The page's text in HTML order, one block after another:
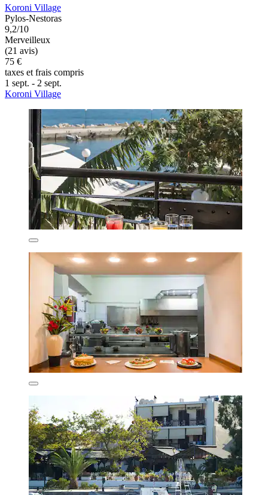
Koroni Village
Pylos-Nestoras
9,2/10
Merveilleux
(21 avis)
75 €
taxes et frais compris
1 sept. - 2 sept.
Koroni Village